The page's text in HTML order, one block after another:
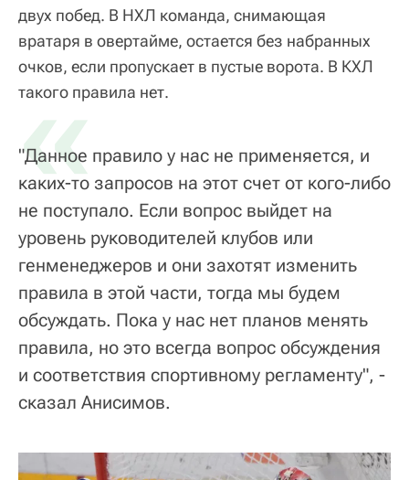
двух побед. В НХЛ команда, снимающая
вратаря в овертайме, остается без набранных
очков, если пропускает в пустые ворота. В КХЛ
такого правила нет.
«
"Данное правило у нас не применяется, и
каких-то запросов на этот счет от кого-либо
не поступало. Если вопрос выйдет на
уровень руководителей клубов или
генменеджеров и они захотят изменить
правила в этой части, тогда мы будем
обсуждать. Пока у нас нет планов менять
правила, но это всегда вопрос обсуждения
и соответствия спортивному регламенту", -
сказал Анисимов.